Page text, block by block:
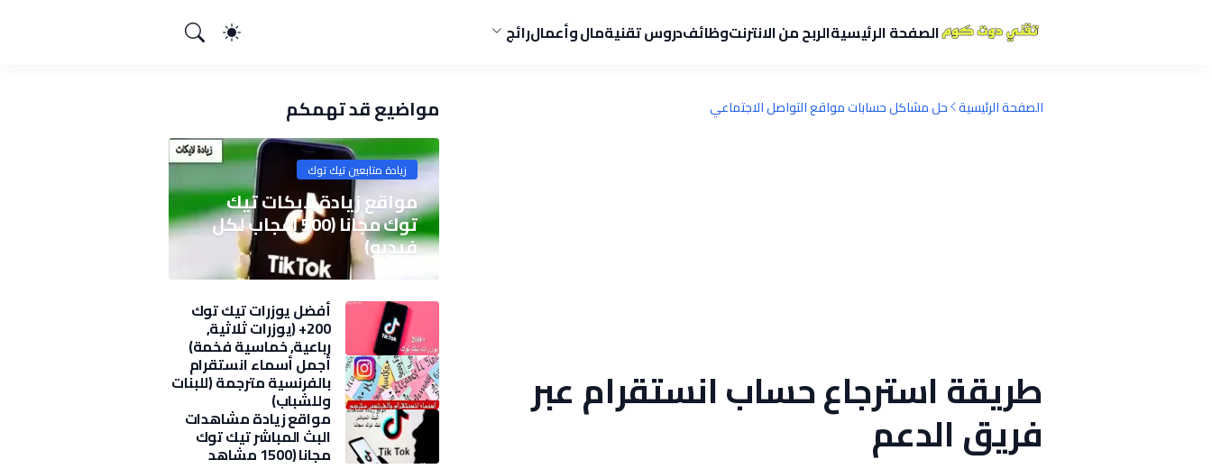
الصفحة الرئيسيةالربح من الانترنتوظائفدروس تقنيةمال وأعمالرائج
الصفحة الرئيسية حل مشاكل حسابات مواقع التواصل الاجتماعي
طريقة استرجاع حساب انستقرام عبر
فريق الدعم
مواضيع قد تهمكم
زيادة متابعين تيك توك
مواقع زيادة لايكات تيك
توك مجانا (500 اعجاب لكل
فيديو)
أفضل يوزرات تيك توك
200+ (يوزرات ثلاثية,
رباعية, خماسية فخمة)
2025
أجمل أسماء انستقرام
بالفرنسية مترجمة (للبنات
وللشباب)
مواقع زيادة مشاهدات
البث المباشر تيك توك
مجانا (1500 مشاهد